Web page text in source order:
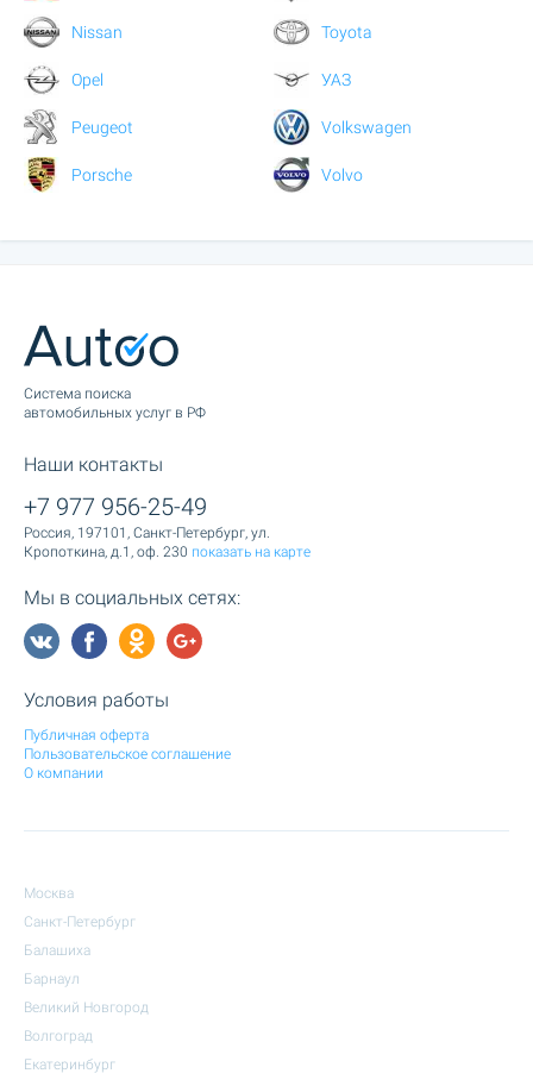
Nissan
Opel
Peugeot
Porsche
Toyota
УАЗ
Volkswagen
Volvo
Cистема поиска
автомобильных услуг в РФ
Наши контакты
+7 977 956-25-49
Россия, 197101, Санкт-Петербург, ул.
Кропоткина, д.1, оф. 230 показать на карте
Мы в социальных сетях:
Условия работы
Публичная оферта
Пользовательское соглашение
О компании
Москва
Санкт-Петербург
Балашиха
Барнаул
Великий Новгород
Волгоград
Екатеринбург